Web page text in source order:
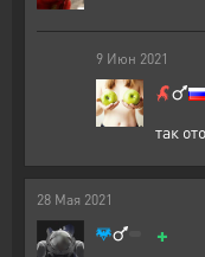
9 Июн 2021
так
28 Мая 2021
+